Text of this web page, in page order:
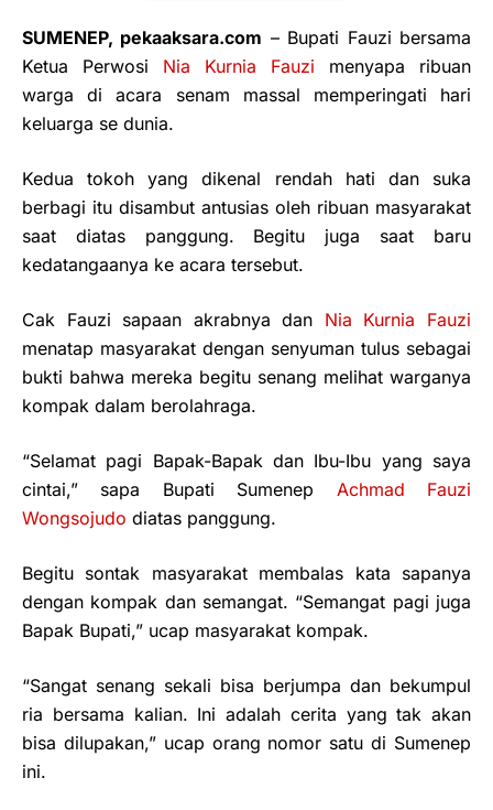
SUMENEP, pekaaksara.com – Bupati Fauzi bersama
Ketua Perwosi Nia Kurnia Fauzi menyapa ribuan
warga di acara senam massal memperingati hari
keluarga se dunia.
Kedua tokoh yang dikenal rendah hati dan suka
berbagi itu disambut antusias oleh ribuan masyarakat
saat diatas panggung. Begitu juga saat baru
kedatangaanya ke acara tersebut.
Cak Fauzi sapaan akrabnya dan Nia Kurnia Fauzi
menatap masyarakat dengan senyuman tulus sebagai
bukti bahwa mereka begitu senang melihat warganya
kompak dalam berolahraga.
“Selamat pagi Bapak-Bapak dan Ibu-Ibu yang saya
cintai,” sapa Bupati Sumenep Achmad Fauzi
Wongsojudo diatas panggung.
Begitu sontak masyarakat membalas kata sapanya
dengan kompak dan semangat. “Semangat pagi juga
Bapak Bupati,” ucap masyarakat kompak.
“Sangat senang sekali bisa berjumpa dan bekumpul
ria bersama kalian. Ini adalah cerita yang tak akan
bisa dilupakan,” ucap orang nomor satu di Sumenep
ini.